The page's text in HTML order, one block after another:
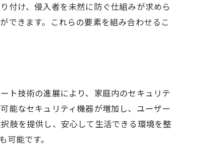
付け、侵入者を未然に防ぐ仕組みが求めら
できます。これらの要素を組み合わせるこ
ト技術の進展により、家庭内のセキュリテ
能なセキュリティ機器が増加し、ユーザー
肢を提供し、安心して生活できる環境を整
能です。